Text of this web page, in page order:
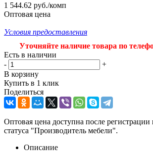
1 544.62 руб./комп
Оптовая цена
Условия предоставления
Уточняйте наличие товара по
Есть в наличии
-
+
В корзину
Купить в 1 клик
Поделиться
Оптовая цена доступна после
статуса "Производитель мебели".
Описание